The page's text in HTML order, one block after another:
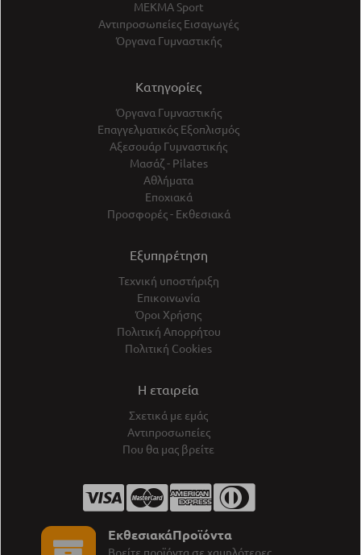
ΜΕΚΜΑ Sport
Αντιπροσωπείες Εισαγωγές
Όργανα Γυμναστικής
Κατηγορίες
Όργανα Γυμναστικής
Επαγγελματικός Εξοπλισμός
Αξεσουάρ Γυμναστικής
Μασάζ - Pilates
Αθλήματα
Εποχιακά
Προσφορές - Εκθεσιακά
Εξυπηρέτηση
Τεχνική υποστήριξη
Επικοινωνία
Όροι Χρήσης
Πολιτική Απορρήτου
Πολιτική Cookies
Η εταιρεία
Σχετικά με εμάς
Αντιπροσωπείες
Που θα μας βρείτε
ΕκθεσιακάΠροϊόντα
Βρείτε προϊόντα σε χαμηλότερες